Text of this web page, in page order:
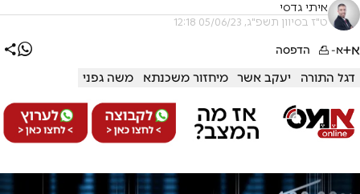
איתי גדסי
ט"ז בסיוון תשפ"ג, 05/06/23 12:18
א+א- הדפסה
דגל התורה יעקב אשר מיחזור משכנתא משה גפני